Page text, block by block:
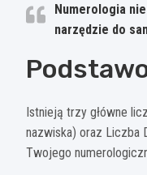
Numerologia
narzędzie do
Istnieją trzy główne
nazwiska) oraz Liczba
Twojego